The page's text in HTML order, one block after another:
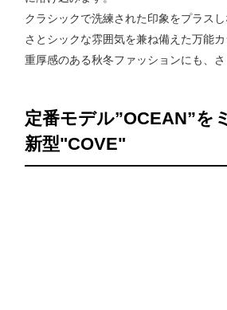
クラシックで洗練された印象をプラス
さとシックな雰囲気を兼ね備えた万能カ
重厚感のある秋冬ファッションにも、
定番モデル”OCEAN”を
新型"COVE"